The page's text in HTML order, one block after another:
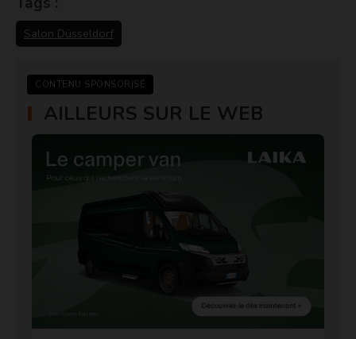
Salon Düsseldorf
CONTENU SPONSORISÉ
AILLEURS SUR LE WEB